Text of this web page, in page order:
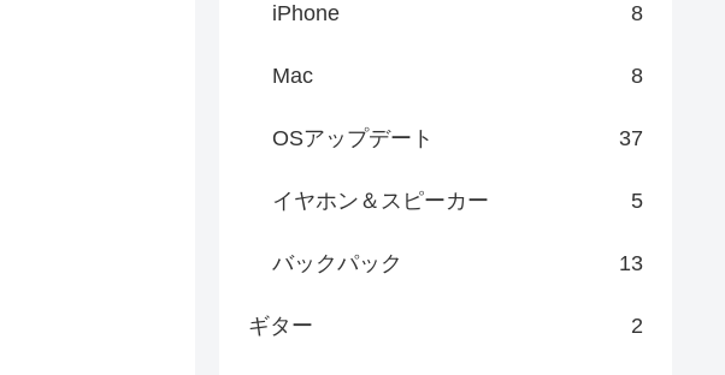
iPhone 8
Mac 8
OSアップデート 37
イヤホン＆スピーカー 5
バックパック 13
ギター 2